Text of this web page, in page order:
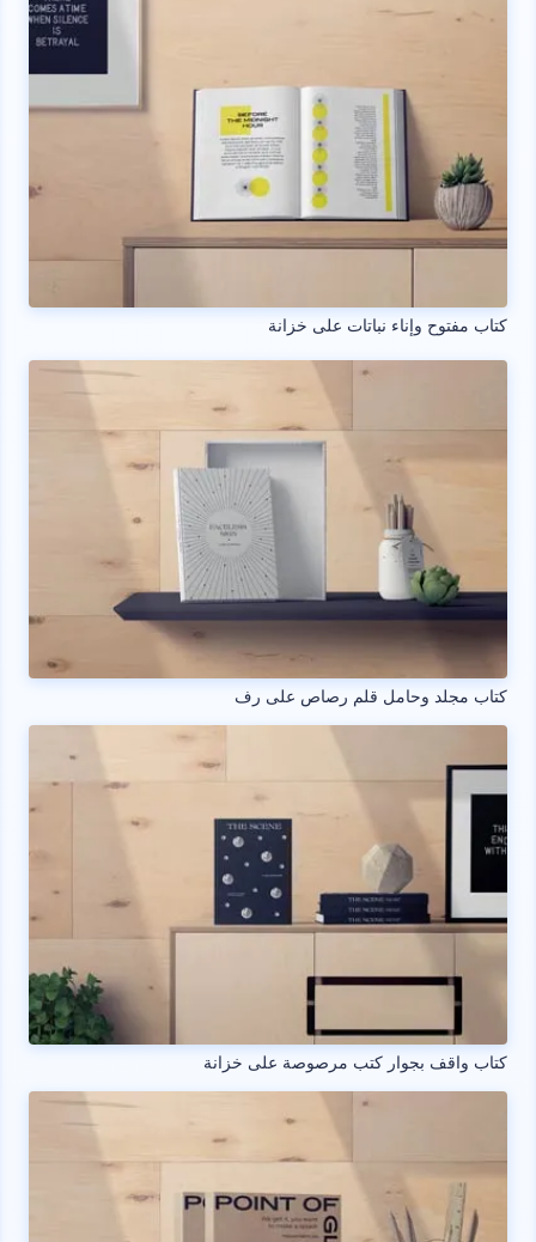
كتاب مفتوح وإناء نباتات على خزانة
كتاب مجلد وحامل قلم رصاص على رف
كتاب واقف بجوار كتب مرصوصة على خزانة